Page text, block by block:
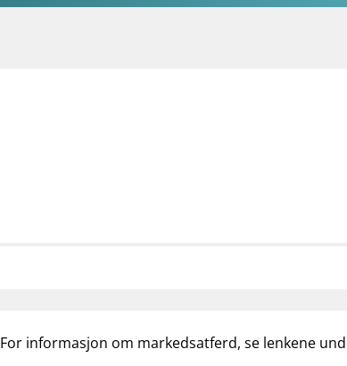
For informasjon om markedsatferd, se lenkene